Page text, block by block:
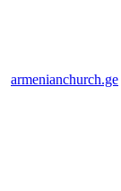
armenianchurch.ge